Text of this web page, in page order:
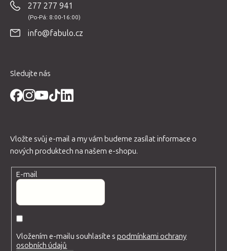
277 277 941
info@fabulo.cz
Sledujte nás
Vložte svůj e-mail a my vám budeme zasílat informace o
nových produktech na našem e-shopu.
E-mail
Vložením e-mailu souhlasíte spodmínkami ochrany
osobních údajů